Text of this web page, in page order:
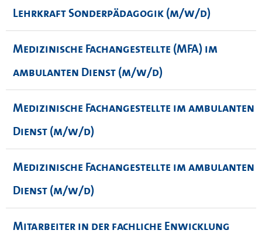
Lehrkraft Sonderpädagogik (m/w/d)
Medizinische Fachangestellte (MFA) im
ambulanten Dienst (m/w/d)
Medizinische Fachangestellte im ambulanten
Dienst (m/w/d)
Medizinische Fachangestellte im ambulanten
Dienst (m/w/d)
Mitarbeiter in der fachliche Enwicklung